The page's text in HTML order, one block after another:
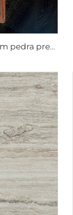
Travertino vermelho - Mesa em pedra premium móveis em pedra artes em pedra